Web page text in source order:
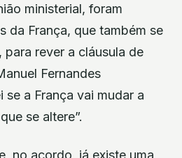
ministerial, foram
da França, que também se
rever a cláusula de
Fernandes
se a França vai mudar a
se altere”.
no acordo, já existe uma